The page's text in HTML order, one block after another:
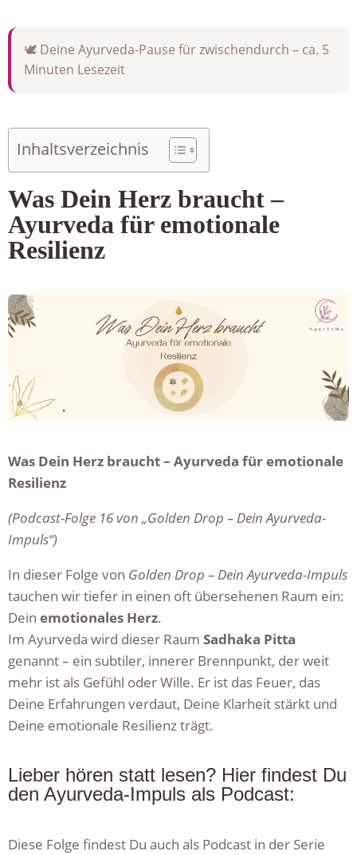
🕊️ Deine Ayurveda-Pause für zwischendurch – ca. 5
Minuten Lesezeit
Inhaltsverzeichnis
Was Dein Herz braucht –
Ayurveda für emotionale
Resilienz
Was Dein Herz braucht – Ayurveda für emotionale
Resilienz
(Podcast-Folge 16 von „Golden Drop – Dein Ayurveda-
Impuls“)
In dieser Folge von Golden Drop – Dein Ayurveda-Impuls
tauchen wir tiefer in einen oft übersehenen Raum ein:
Dein emotionales Herz.
Im Ayurveda wird dieser Raum Sadhaka Pitta
genannt – ein subtiler, innerer Brennpunkt, der weit
mehr ist als Gefühl oder Wille. Er ist das Feuer, das
Deine Erfahrungen verdaut, Deine Klarheit stärkt und
Deine emotionale Resilienz trägt.
Lieber hören statt lesen? Hier findest Du
den Ayurveda-Impuls als Podcast:
Diese Folge findest Du auch als Podcast in der Serie